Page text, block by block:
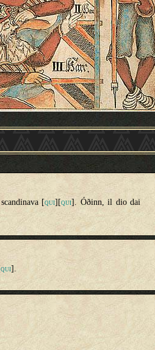
[QUI][QUI]. Óðinn, il dio dai
QUI].